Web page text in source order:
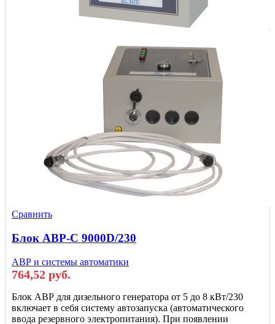
Сравнить
Блок АВР-С 9000D/230
АВР и системы автоматики
764,52 руб.
Блок АВР для дизельного генератора от 5 до 8 кВт/230
включает в себя систему автозапуска (автоматического
ввода резервного электропитания). При появлении